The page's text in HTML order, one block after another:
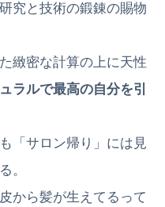
究と技術の鍛錬の賜物
緻密な計算の上に天性
ラルで最高の自分を引
「サロン帰り」には見
。
から髪が生えてるって